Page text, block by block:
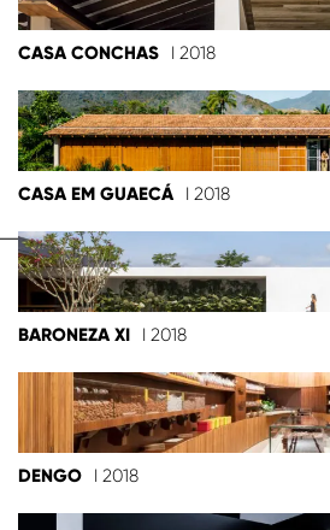
CASA CONCHAS I 2018
CASA EM GUAECÁ I 2018
BARONEZA XI I 2018
DENGO I 2018